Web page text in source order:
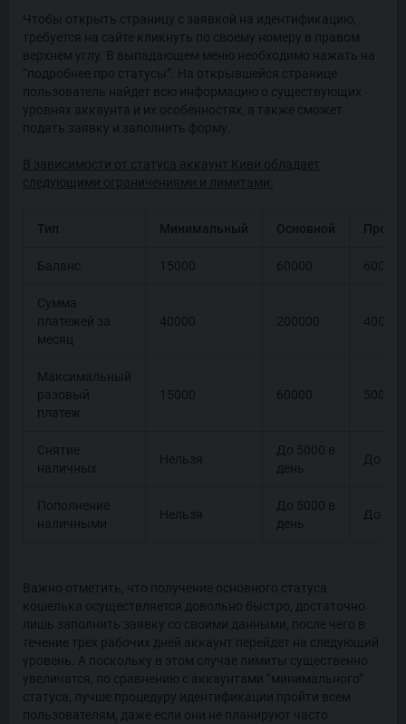
Чтобы открыть страницу с заявкой на идентификацию,
требуется на сайте кликнуть по своему номеру в правом
верхнем углу. В выпадающем меню необходимо нажать на
“подробнее про статусы”. На открывшейся странице
пользователь найдет всю информацию о существующих
уровнях аккаунта и их особенностях, а также сможет
подать заявку и заполнить форму.
В зависимости от статуса аккаунт Киви обладает
следующими ограничениями и лимитами:
Тип Минимальный Основной
Баланс 15000 60000 600000
Сумма
платежей за
месяц
40000 200000
Максимальный
разовый
платеж
15000 60000 500000
Снятие
наличных
Нельзя
До 5000 в
день
До
Пополнение
наличными
Нельзя
До 5000 в
день
До
Важно отметить, что получение основного статуса
кошелька осуществляется довольно быстро, достаточно
лишь заполнить заявку со своими данными, после чего в
течение трех рабочих дней аккаунт перейдет на следующий
уровень. А поскольку в этом случае лимиты существенно
увеличатся, по сравнению с аккаунтами “минимального”
статуса, лучше процедуру идентификации пройти всем
пользователям, даже если они не планируют часто